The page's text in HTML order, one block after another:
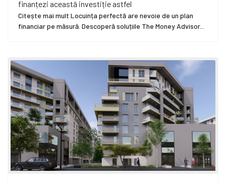
finanțezi această investiție astfel
Citește mai mult Locuința perfectă are nevoie de un plan
financiar pe măsură. Descoperă soluțiile The Money Advisor...